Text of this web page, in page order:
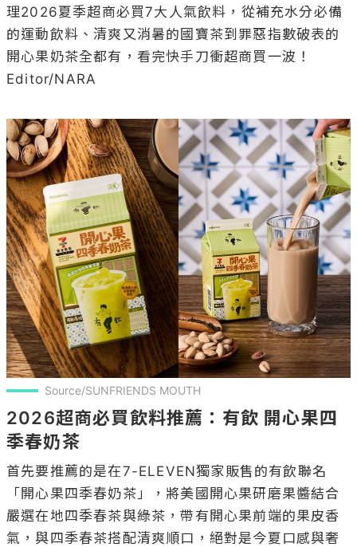
理2026夏季超商必買7大人氣飲料，從補充水分必備
的運動飲料、清爽又消暑的國寶茶到罪惡指數破表的
開心果奶茶全都有，看完快手刀衝超商買一波！
Editor/NARA
Source/SUNFRIENDS MOUTH
2026超商必買飲料推薦：有飲 開心果四
季春奶茶
首先要推薦的是在7-ELEVEN獨家販售的有飲聯名
「開心果四季春奶茶」，將美國開心果研磨果醬結合
嚴選在地四季春茶與綠茶，帶有開心果前端的果皮香
氣，與四季春茶搭配清爽順口，絕對是今夏口感與奢